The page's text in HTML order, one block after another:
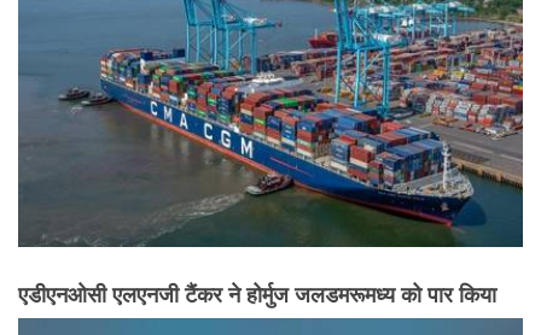
एडीएनओसी एलएनजी टैंकर ने होर्मुज जलडमरूमध्य को पार किया